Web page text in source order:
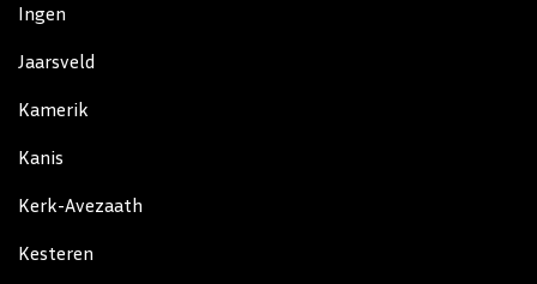
Ingen
Jaarsveld
Kamerik
Kanis
Kerk-Avezaath
Kesteren